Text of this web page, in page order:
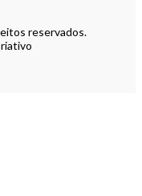
reservados.